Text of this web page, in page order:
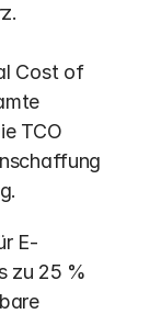
Cost of
TCO
E-
zu 25 %